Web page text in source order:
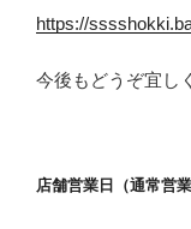
https://
今後もどうぞ宜し
店舗営業日（通常営